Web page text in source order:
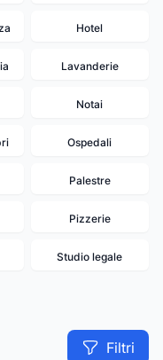
Hotel
Lavanderie
Notai
Ospedali
Palestre
Pizzerie
Studio legale
Filtri